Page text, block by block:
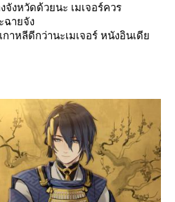
งหวัดด้วยนะ เมเจอร์ควร
ฉายจัง
าหลีดีกว่านะเมเจอร์ หนังอินเดี